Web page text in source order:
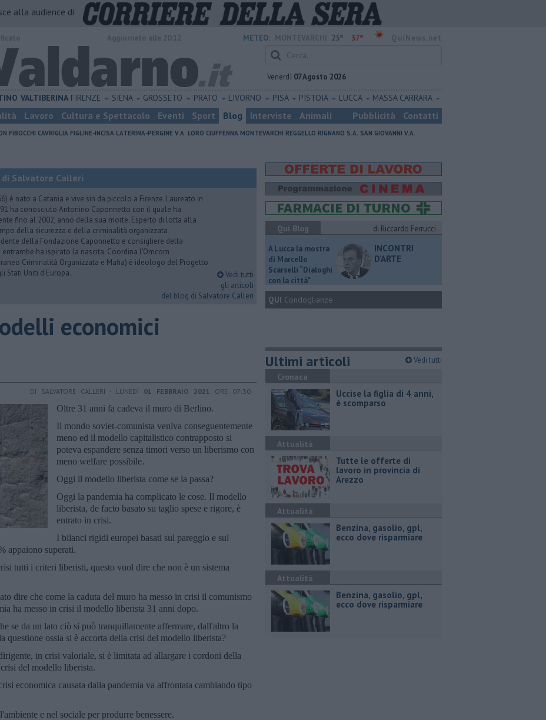
alla audience di
METEO: 23° 37°
Venerdì 07 Agosto 2026
VALTIBERINA FIRENZE SIENA GROSSETO PRATO LIVORNO PISA PISTOIA LUCCA MASSA CARRARA
Lavoro Cultura e Spettacolo Eventi Sport Blog Interviste Animali Pubblicità Contatti
FIBOCCHI CAVRIGLIA FIGLINE-INCISA LATERINA-PERGINE V.A. LORO CIUFFENNA MONTEVARCHI REGGELLO RIGNANO S.A. SAN GIOVANNI V.A.
di Salvatore Calleri
è nato a Catania e vive sin da piccolo a Firenze. Laureato in
ha conosciuto Antonino Caponnetto con il quale ha
fino al 2002, anno della sua morte. Esperto di lotta alla
della sicurezza e della criminalità organizzata
della Fondazione Caponnetto e consigliere della
entrambe ha ispirato la nascita. Coordina l'Omcom
Criminalità Organizzata e Mafia) è ideologo del Progetto
Stati Uniti d'Europa.
Vedi tutti
gli articoli
del blog di Salvatore Calleri
economici
DI SALVATORE CALLERI - LUNEDÌ 01 FEBBRAIO 2021 ORE 07:30
Oltre 31 anni fa cadeva il muro di Berlino.
Il mondo soviet-comunista veniva conseguentemente
meno ed il modello capitalistico contrapposto si
poteva espandere senza timori verso un liberismo con
meno welfare possibile.
Oggi il modello liberista come se la passa?
Oggi la pandemia ha complicato le cose. Il modello
liberista, de facto basato su taglio spese e rigore, è
entrato in crisi.
I bilanci rigidi europei basati sul pareggio e sul
appaiono superati.
tutti i criteri liberisti, questo vuol dire che non è un sistema
dire che come la caduta del muro ha messo in crisi il comunismo
ha messo in crisi il modello liberista 31 anni dopo.
se da un lato ciò si può tranquillamente affermare, dall'altro la
questione ossia si è accorta della crisi del modello liberista?
in crisi valoriale, si è limitata ad allargare i cordoni della
del modello liberista.
economica causata dalla pandemia va affrontata cambiando tipo
e nel sociale per produrre benessere.
Qui Blog
di Riccardo Ferrucci
A Lucca la mostra
di Marcello
Scarselli “Dialoghi
con la città"
INCONTRI
D'ARTE
QUI Condoglianze
Ultimi articoli Vedi tutti
Cronaca
Uccise la figlia di 4 anni,
è scomparso
Attualità
​Tutte le offerte di
lavoro in provincia di
Arezzo
Attualità
​Benzina, gasolio, gpl,
ecco dove risparmiare
Attualità
​Benzina, gasolio, gpl,
ecco dove risparmiare